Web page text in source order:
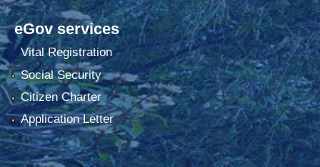
eGov services
Vital Registration
Social Security
Citizen Charter
Application Letter